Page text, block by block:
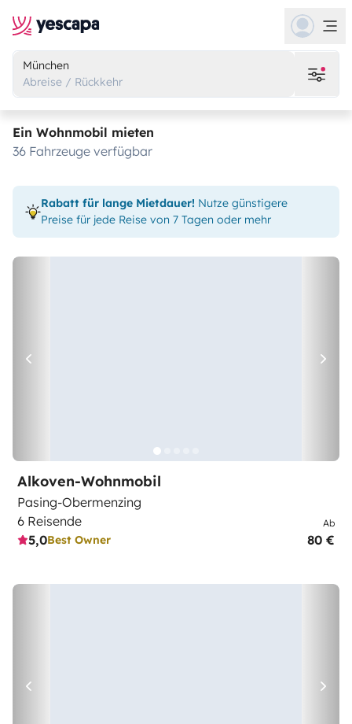
München
Abreise / Rückkehr
Ein Wohnmobil mieten
36 Fahrzeuge verfügbar
Rabatt für lange Mietdauer! Nutze günstigere
Preise für jede Reise von 7 Tagen oder mehr
Alkoven-Wohnmobil
Pasing-Obermenzing
6 Reisende
5,0Best Owner
Ab
80 €